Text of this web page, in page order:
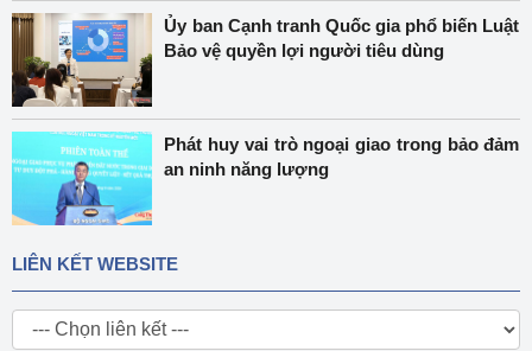
Ủy ban Cạnh tranh Quốc gia phổ biến Luật
Bảo vệ quyền lợi người tiêu dùng
Phát huy vai trò ngoại giao trong bảo đảm
an ninh năng lượng
LIÊN KẾT WEBSITE